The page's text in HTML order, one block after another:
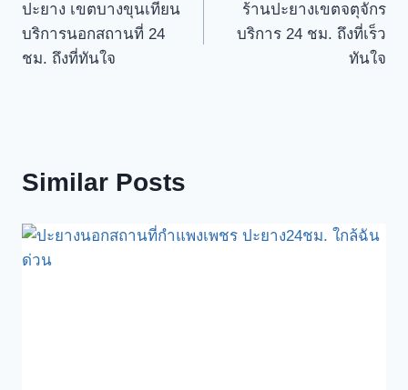
navigation
ปะยาง เขตบางขุนเทียน
บริการนอกสถานที่ 24
ชม. ถึงที่ทันใจ
ร้านปะยางเขตจตุจักร
บริการ 24 ชม. ถึงที่เร็ว
ทันใจ
Similar Posts